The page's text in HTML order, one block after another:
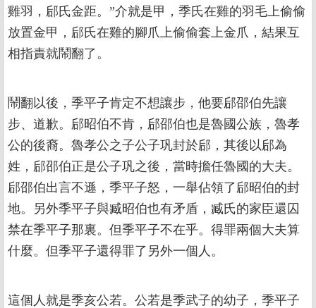
雞羽，郈氏金距。”介就是甲，季氏在雞的羽毛上偷偷
放置金甲，郈氏在雞的腳爪上偷偷套上金爪，結果互
相指責就鬧翻了。
鬧翻以後，季平子肯定不想讓步，他要郈邵伯先讓
步、道歉。郈昭伯不肯，郈邵伯也是魯國公族，魯孝
公的後裔。魯孝公之子公子巩封於郈，其後以郈為
姓，郈邵伯正是公子巩之後，當時擔任魯國的大夫。
郈邵伯出言不遜，季平子怒，一舉佔領了郈昭伯的封
地。另外季平子與臧昭伯也有矛盾，臧氏的家臣還囚
禁在季平子那裏。但季平子不在乎。得罪兩個大夫算
什麼。但季平子還得罪了另外一個人。
這個人就是季亥公若。公若是季武子的幼子，季平子